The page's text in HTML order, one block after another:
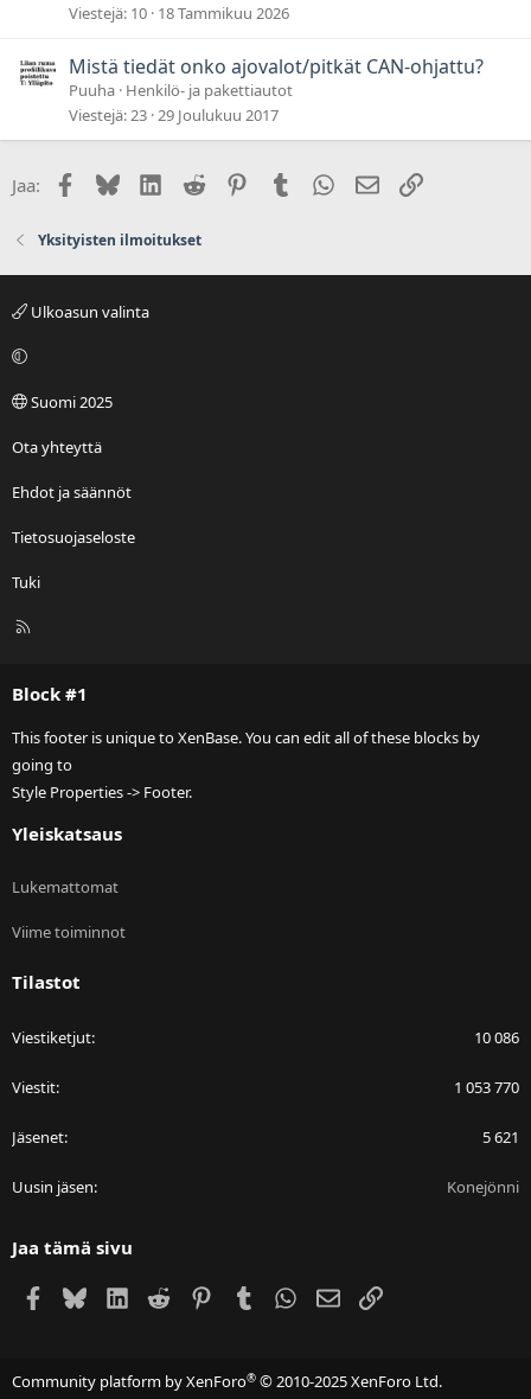
Viestejä 10 18 Tammikuu 2026
Mistä tiedät onko ajovalot/pitkät CAN-ohjattu?
Puuha Henkilö- ja pakettiautot
Viestejä 23 29 Joulukuu 2017
Jaa: Facebook
BlueskyLinkedIn
Reddit PinterestTumblr WhatsApp
Sähköposti
Linkki
Yksityisten ilmoitukset
Ulkoasun valinta
Suomi 2025
Ota yhteyttä
Ehdot ja säännöt
Tietosuojaseloste
Tuki
R
Block #1
This footer is unique to XenBase. You can edit all of these blocks by
going to
Style Properties -> Footer.
Yleiskatsaus
Lukemattomat
Viime toiminnot
Tilastot
Viestiketjut 10 086
Viestit 1 053 770
Jäsenet 5 621
Uusin jäsen Konejönni
Jaa tämä sivu
Facebook
BlueskyLinkedIn
Reddit PinterestTumblr WhatsApp
Sähköposti
Linkki
Community platform by XenForo® © 2010-2025 XenForo Ltd.